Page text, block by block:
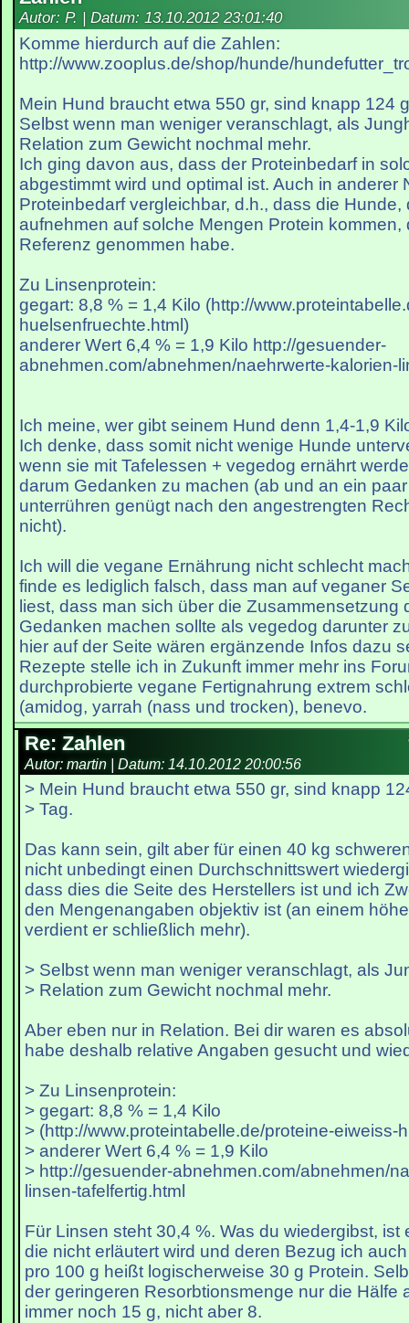
Autor: P. | Datum: 13.10.2012 23:01:40
Komme hierdurch auf die Zahlen:
http://www.zooplus.de/shop/hunde/
Mein Hund braucht etwa 550 gr, sind knapp 124
Selbst wenn man weniger veranschlagt, als
Relation zum Gewicht nochmal mehr.
Ich ging davon aus, dass der Proteinbedarf in
abgestimmt wird und optimal ist. Auch in anderer
Proteinbedarf vergleichbar, d.h., dass die Hunde,
aufnehmen auf solche Mengen Protein kommen,
Referenz genommen habe.
Zu Linsenprotein:
gegart: 8,8 % = 1,4 Kilo (http://
huelsenfruechte.html)
anderer Wert 6,4 % = 1,9 Kilo http://gesuender-
abnehmen.com/abnehmen/naehrwerte-kalorien-
Ich meine, wer gibt seinem Hund denn 1,4-1,9
Ich denke, dass somit nicht wenige Hunde
wenn sie mit Tafelessen + vegedog ernährt
darum Gedanken zu machen (ab und an ein
unterrühren genügt nach den angestrengten
nicht).
Ich will die vegane Ernährung nicht schlecht
finde es lediglich falsch, dass man auf veganer
liest, dass man sich über die Zusammensetzung
Gedanken machen sollte als vegedog darunter
hier auf der Seite wären ergänzende Infos dazu
Rezepte stelle ich in Zukunft immer mehr ins
durchprobierte vegane Fertignahrung extrem
(amidog, yarrah (nass und trocken), benevo.
Re: Zahlen
Autor: martin | Datum: 14.10.2012 20:00:56
> Mein Hund braucht etwa 550 gr, sind knapp
> Tag.
Das kann sein, gilt aber für einen 40 kg
nicht unbedingt einen Durchschnittswert
dass dies die Seite des Herstellers ist und ich
den Mengenangaben objektiv ist (an einem
verdient er schließlich mehr).
> Selbst wenn man weniger veranschlagt, als
> Relation zum Gewicht nochmal mehr.
Aber eben nur in Relation. Bei dir waren es
habe deshalb relative Angaben gesucht und
> Zu Linsenprotein:
> gegart: 8,8 % = 1,4 Kilo
> (http://www.proteintabelle.de/proteine-eiweiss-
> anderer Wert 6,4 % = 1,9 Kilo
> http://gesuender-abnehmen.com/abnehmen/
linsen-tafelfertig.html
Für Linsen steht 30,4 %. Was du wiedergibst, ist
die nicht erläutert wird und deren Bezug ich
pro 100 g heißt logischerweise 30 g Protein.
der geringeren Resorbtionsmenge nur die Hälfe
immer noch 15 g, nicht aber 8.